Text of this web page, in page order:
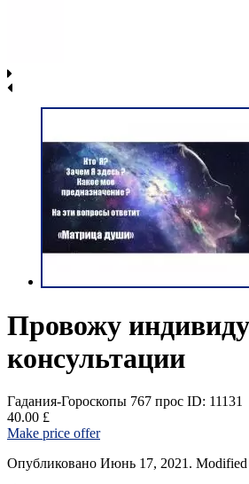
Провожу
консультации
Гадания-Гороскопы 767 прос ID: 11131
40.00 £
Make price offer
Опубликовано Июнь 17, 2021.